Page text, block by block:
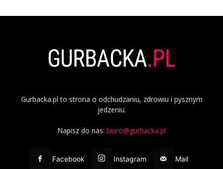
Gurbacka.pl to strona o odchudzaniu, zdrowiu i pysznym
jedzeniu.
Napisz do nas: biuro@gurbacka.pl
Facebook Instagram Mail